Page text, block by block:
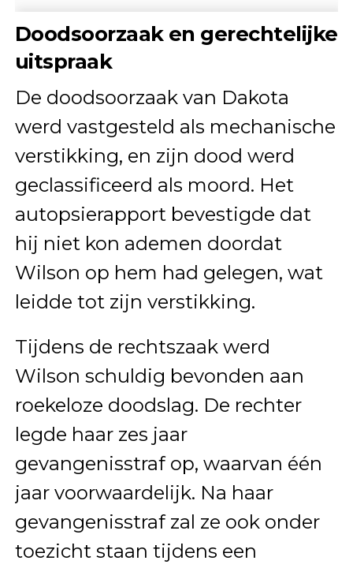
Doodsoorzaak en gerechtelijke
uitspraak
De doodsoorzaak van Dakota
werd vastgesteld als mechanische
verstikking, en zijn dood werd
geclassificeerd als moord. Het
autopsierapport bevestigde dat
hij niet kon ademen doordat
Wilson op hem had gelegen, wat
leidde tot zijn verstikking.
Tijdens de rechtszaak werd
Wilson schuldig bevonden aan
roekeloze doodslag. De rechter
legde haar zes jaar
gevangenisstraf op, waarvan één
jaar voorwaardelijk. Na haar
gevangenisstraf zal ze ook onder
toezicht staan tijdens een